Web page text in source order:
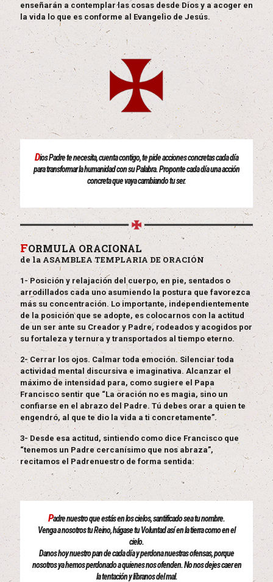
enseñarán a contemplar las cosas desde Dios y a acoger en
la vida lo que es conforme al Evangelio de Jesús.
Dios Padre te necesita, cuenta contigo, te pide acciones concretas cada día
para transformar la humanidad con su Palabra. Proponte cada día una acción
concreta que vaya cambiando tu ser.
FORMULA ORACIONAL
de la ASAMBLEA TEMPLARIA DE ORACIÓN
1- Posición y relajación del cuerpo, en pie, sentados o
arrodillados cada uno asumiendo la postura que favorezca
más su concentración. Lo importante, independientemente
de la posición que se adopte, es colocarnos con la actitud
de un ser ante su Creador y Padre, rodeados y acogidos por
su fortaleza y ternura y transportados al tiempo eterno.
2- Cerrar los ojos. Calmar toda emoción. Silenciar toda
actividad mental discursiva e imaginativa. Alcanzar el
máximo de intensidad para, como sugiere el Papa
Francisco sentir que “La oración no es magia, sino un
confiarse en el abrazo del Padre. Tú debes orar a quien te
engendró, al que te dio la vida a ti concretamente”.
3- Desde esa actitud, sintiendo como dice Francisco que
“tenemos un Padre cercanísimo que nos abraza”,
recitamos el Padrenuestro de forma sentida:
Padre nuestro que estás en los cielos, santificado sea tu nombre.
Venga a nosotros tu Reino, hágase tu Voluntad así en la tierra como en el
cielo.
Danos hoy nuestro pan de cada día y perdona nuestras ofensas, porque
nosotros ya hemos perdonado a quienes nos ofenden. No nos dejes caer en
la tentación y líbranos del mal.